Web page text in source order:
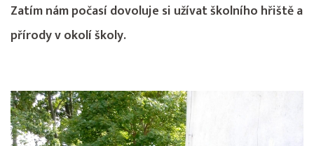
Zatím nám počasí dovoluje si užívat školního hřiště a
přírody v okolí školy.